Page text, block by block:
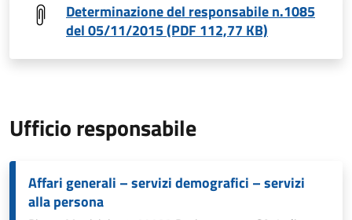
Determinazione del responsabile n.1085
del 05/11/2015 (PDF 112,77 KB)
Ufficio responsabile
Affari generali – servizi demografici – servizi
alla persona